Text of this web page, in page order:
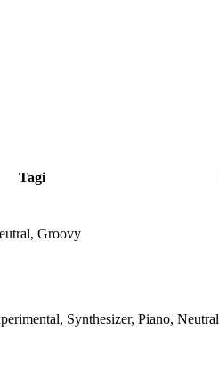
Tagi
Groovy
Synthesizer, Piano, Neutral